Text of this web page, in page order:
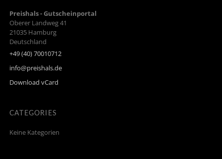
Preishals - Gutscheinportal
Oberer Landweg 41
21035 Hamburg
Deutschland
+49 (40) 70010712
info@preishals.de
Download vCard
CATEGORIES
Keine Kategorien